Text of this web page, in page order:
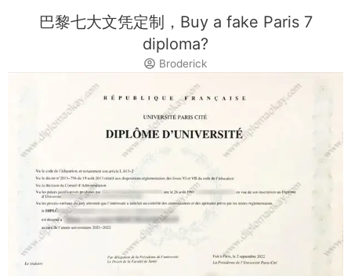
巴黎七大文凭定制，Buy a fake Paris 7
diploma?
Broderick